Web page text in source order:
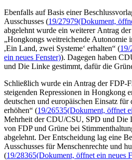
Ebenfalls auf Basis einer
Ausschusses (19/27979(Dokument,
abgelehnt wurde ein weiterer Antrag
„Hongkongs weitreichende Autonomie
,Ein Land, zwei Systeme‘ erhalten“ (19/
ein neues Fenster)). Dagegen haben
und Die Linke gestimmt, dafür die
Schließlich wurde ein Antrag der FDP-
steigenden Repressionen in Hongkong
deutschen und europäischen Einsatz für
erhöhen“ (19/26535(Dokument, öffnet
Mehrheit der CDU/CSU, SPD und Die
von FDP und Grüne bei
abgelehnt. Der Entscheidung lag eine
Ausschusses für Menschenrechte und
(19/28365(Dokument, öffnet ein neues